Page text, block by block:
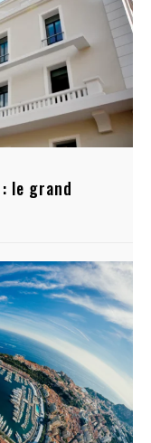
le grand